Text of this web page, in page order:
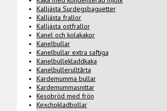
Kalljästa Surdegsbaguetter
Kalljästa frallor
Kalljästa ostfrallor
Kanel och kolakakor
Kanelbullar
Kanelbullar extra saftiga
Kanelbullekladdkaka
Kanelbullerulltårta
Kardemumma bullar
Kardemummasnittar
Kesobröd med frön
Kexchokladbollar